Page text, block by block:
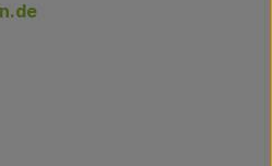
www.facebook.com/
https://www.tiktok.com/
zu https://